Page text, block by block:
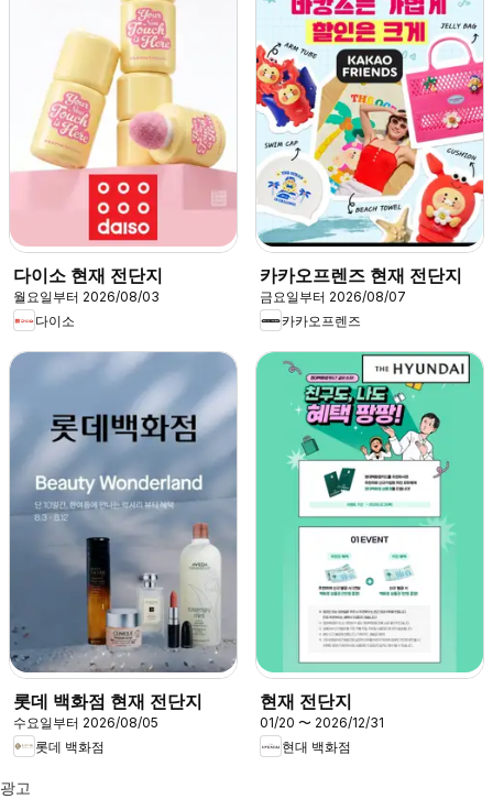
다이소 현재 전단지
월요일부터 2026/08/03
다이소
카카오프렌즈 현재 전단지
금요일부터 2026/08/07
카카오프렌즈
롯데 백화점 현재 전단지
수요일부터 2026/08/05
롯데 백화점
현재 전단지
01/20 〜 2026/12/31
현대 백화점
광고